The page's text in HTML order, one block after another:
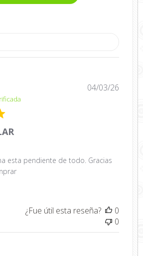
esta pendiente de todo. Gracias
04/03/26
¿Fue útil esta reseña?
0
0